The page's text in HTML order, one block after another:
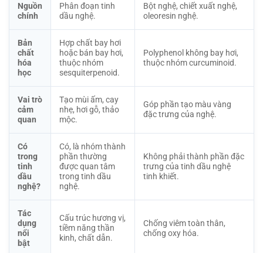
Nguồn
chính
Phân đoạn tinh
dầu nghệ.
Bột nghệ, chiết xuất nghệ,
oleoresin nghệ.
Bản
chất
hóa
học
Hợp chất bay hơi
hoặc bán bay hơi,
thuộc nhóm
sesquiterpenoid.
Polyphenol không bay hơi,
thuộc nhóm curcuminoid.
Vai trò
cảm
quan
Tạo mùi ấm, cay
nhẹ, hơi gỗ, thảo
mộc.
Góp phần tạo màu vàng
đặc trưng của nghệ.
Có
trong
tinh
dầu
nghệ?
Có, là nhóm thành
phần thường
được quan tâm
trong tinh dầu
nghệ.
Không phải thành phần đặc
trưng của tinh dầu nghệ
tinh khiết.
Tác
dụng
nổi
bật
Cấu trúc hương vị,
tiềm năng thần
kinh, chất dẫn.
Chống viêm toàn thân,
chống oxy hóa.